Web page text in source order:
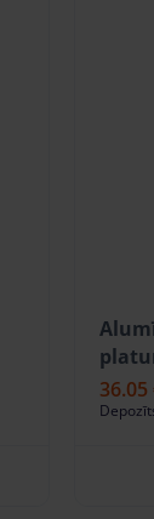
36.05